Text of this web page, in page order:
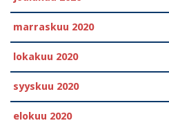
marraskuu 2020
lokakuu 2020
syyskuu 2020
elokuu 2020